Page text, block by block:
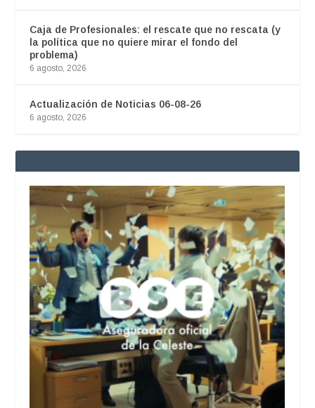
Caja de Profesionales: el rescate que no rescata (y
la política que no quiere mirar el fondo del
problema)
6 agosto, 2026
Actualización de Noticias 06-08-26
6 agosto, 2026